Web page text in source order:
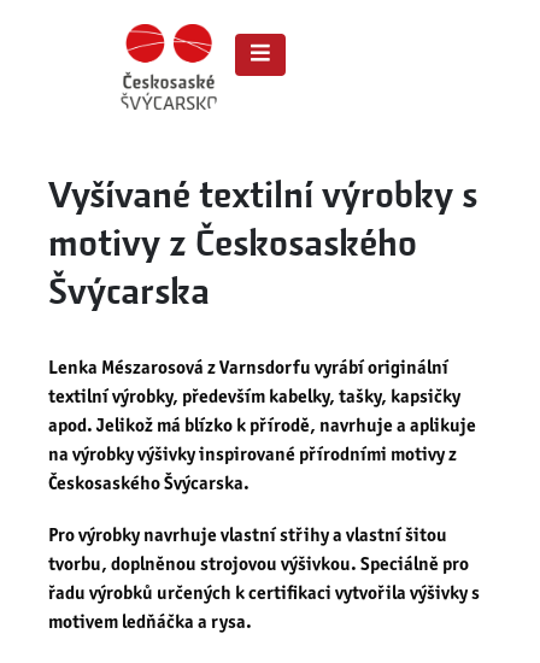
Vyšívané textilní výrobky s
motivy z Českosaského
Švýcarska
Lenka Mészarosová z Varnsdorfu vyrábí originální
textilní výrobky, především kabelky, tašky, kapsičky
apod. Jelikož má blízko k přírodě, navrhuje a aplikuje
na výrobky výšivky inspirované přírodními motivy z
Českosaského Švýcarska.
Pro výrobky navrhuje vlastní střihy a vlastní šitou
tvorbu, doplněnou strojovou výšivkou. Speciálně pro
řadu výrobků určených k certifikaci vytvořila výšivky s
motivem ledňáčka a rysa.